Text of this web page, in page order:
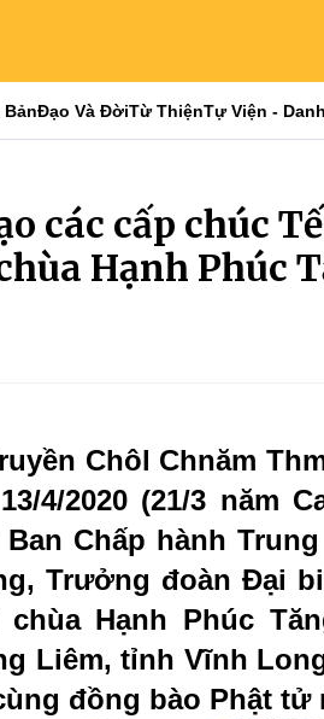
BảnĐạo Và ĐờiTừ ThiệnTự Viện -
các cấp chúc
Hạnh Phúc
Chôl Chnăm
4/2020 (21/3 năm
Chấp hành
Trưởng đoàn Đại
Hạnh Phúc
Liêm, tỉnh Vĩnh
đồng bào Phật tử